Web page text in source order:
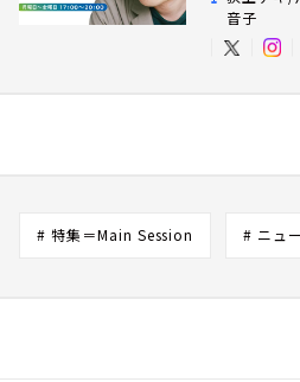
音子
# 特集＝Main Session # ニュ